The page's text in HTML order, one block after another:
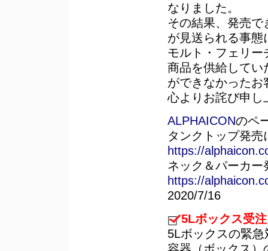
なりました。
その結果、発売
が見送られる事態
モルト・フェリ
商品を供給してい
ができなかったお
心よりお詫び申し
ALPHAICONのペ
タンクトップ発売
https://
ネック＆パーカー
https://
2020/7/16
5Lボックス受
5Lボックスの緊